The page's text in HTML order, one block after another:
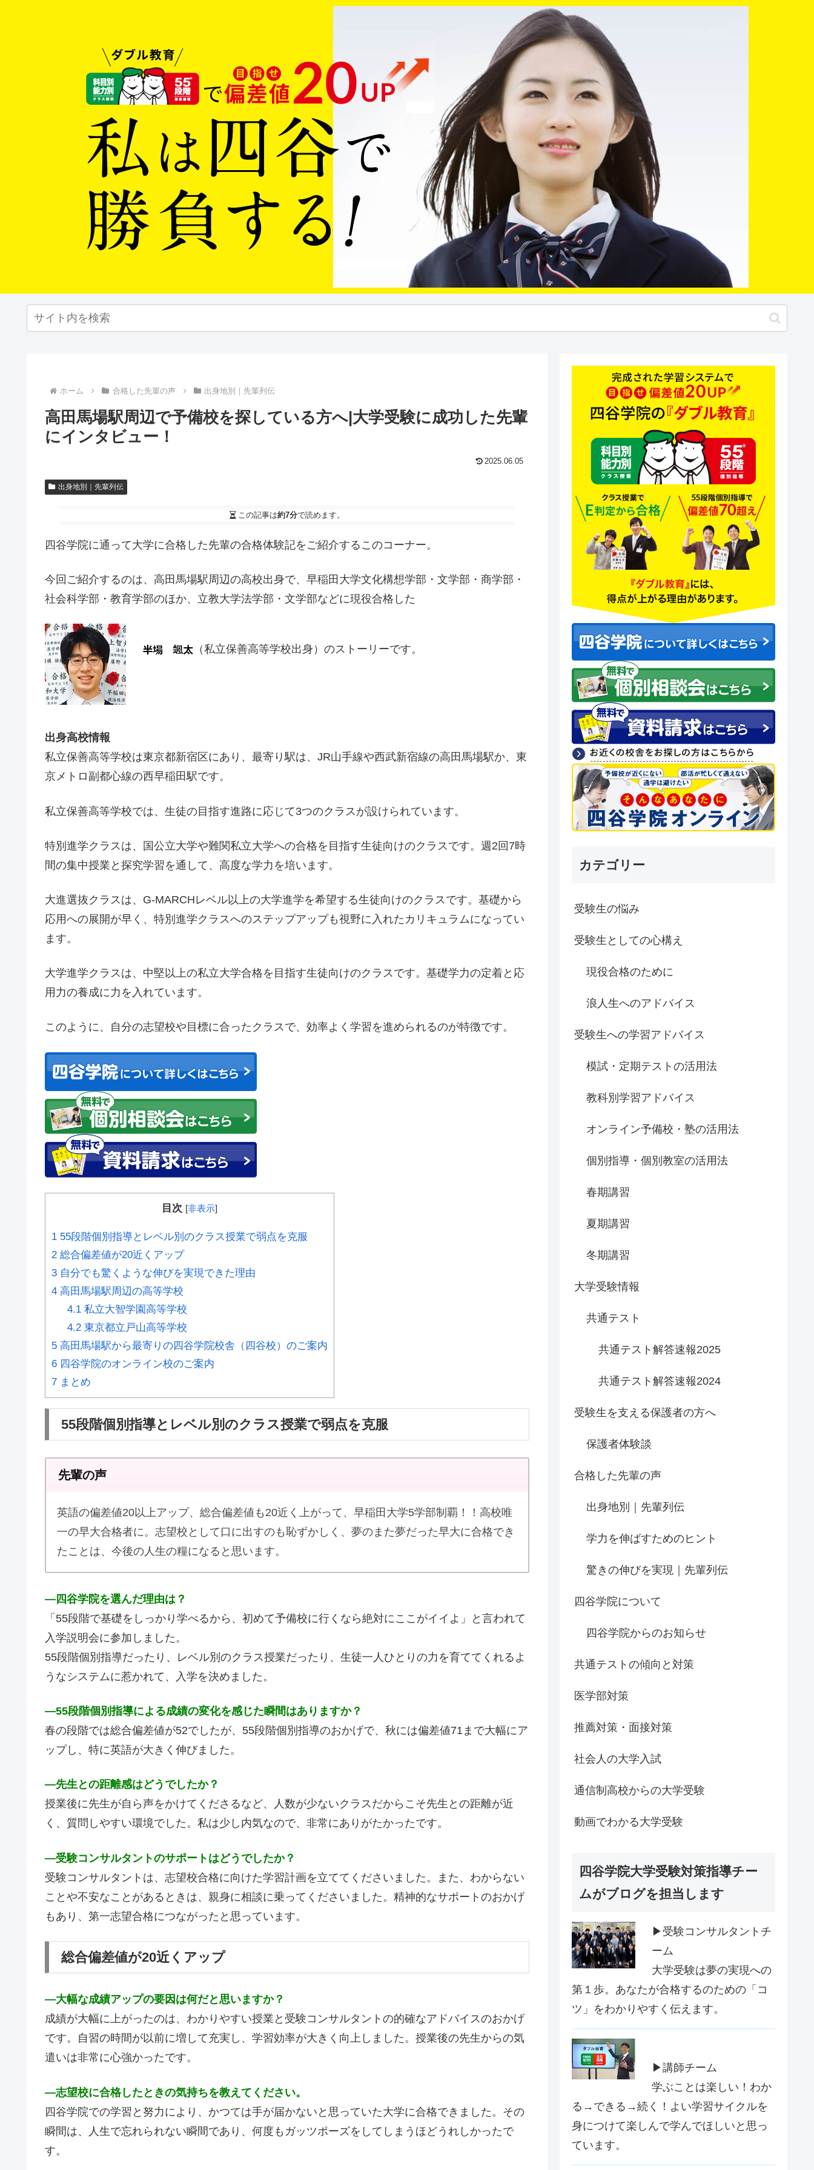
ホーム 合格した先輩の声 出身地別｜先輩列伝
高田馬場駅周辺で予備校を探している方へ|大学受験に成功した先輩
にインタビュー！
2025.06.05
出身地別｜先輩列伝
この記事は約7分で読めます。
四谷学院に通って大学に合格した先輩の合格体験記をご紹介するこのコーナー。
今回ご紹介するのは、高田馬場駅周辺の高校出身で、早稲田大学文化構想学部・文学部・商学部・
社会科学部・教育学部のほか、立教大学法学部・文学部などに現役合格した
（私立保善高等学校出身）のストーリーです。
出身高校情報
私立保善高等学校は東京都新宿区にあり、最寄り駅は、JR山手線や西武新宿線の高田馬場駅か、東
京メトロ副都心線の西早稲田駅です。
私立保善高等学校では、生徒の目指す進路に応じて3つのクラスが設けられています。
特別進学クラスは、国公立大学や難関私立大学への合格を目指す生徒向けのクラスです。週2回7時
間の集中授業と探究学習を通して、高度な学力を培います。
大進選抜クラスは、G-MARCHレベル以上の大学進学を希望する生徒向けのクラスです。基礎から
応用への展開が早く、特別進学クラスへのステップアップも視野に入れたカリキュラムになってい
ます。
大学進学クラスは、中堅以上の私立大学合格を目指す生徒向けのクラスです。基礎学力の定着と応
用力の養成に力を入れています。
このように、自分の志望校や目標に合ったクラスで、効率よく学習を進められるのが特徴です。
目次 [非表示]
1 55段階個別指導とレベル別のクラス授業で弱点を克服
2 総合偏差値が20近くアップ
3 自分でも驚くような伸びを実現できた理由
4 高田馬場駅周辺の高等学校
4.1私立大智学園高等学校
4.2東京都立戸山高等学校
5 高田馬場駅から最寄りの四谷学院校舎（四谷校）のご案内
6 四谷学院のオンライン校のご案内
7 まとめ
55段階個別指導とレベル別のクラス授業で弱点を克服
先輩の声
英語の偏差値20以上アップ、総合偏差値も20近く上がって、早稲田大学5学部制覇！！高校唯
一の早大合格者に。志望校として口に出すのも恥ずかしく、夢のまた夢だった早大に合格でき
たことは、今後の人生の糧になると思います。
― 四谷学院を選んだ理由は？
「55段階で基礎をしっかり学べるから、初めて予備校に行くなら絶対にここがイイよ」と言われて
入学説明会に参加しました。
55段階個別指導だったり、レベル別のクラス授業だったり、生徒一人ひとりの力を育ててくれるよ
うなシステムに惹かれて、入学を決めました。
―55段階個別指導による成績の変化を感じた瞬間はありますか？
春の段階では総合偏差値が52でしたが、55段階個別指導のおかげで、秋には偏差値71まで大幅にア
ップし、特に英語が大きく伸びました。
―先生との距離感はどうでしたか？
授業後に先生が自ら声をかけてくださるなど、人数が少ないクラスだからこそ先生との距離が近
く、質問しやすい環境でした。私は少し内気なので、非常にありがたかったです。
―受験コンサルタントのサポートはどうでしたか？
受験コンサルタントは、志望校合格に向けた学習計画を立ててくださいました。また、わからない
ことや不安なことがあるときは、親身に相談に乗ってくださいました。精神的なサポートのおかげ
もあり、第一志望合格につながったと思っています。
総合偏差値が20近くアップ
―大幅な成績アップの要因は何だと思いますか？
成績が大幅に上がったのは、わかりやすい授業と受験コンサルタントの的確なアドバイスのおかげ
です。自習の時間が以前に増して充実し、学習効率が大きく向上しました。授業後の先生からの気
遣いは非常に心強かったです。
―志望校に合格したときの気持ちを教えてください。
四谷学院での学習と努力により、かつては手が届かないと思っていた大学に合格できました。その
瞬間は、人生で忘れられない瞬間であり、何度もガッツポーズをしてしまうほどうれしかったで
す。
カテゴリー
受験生の悩み
受験生としての心構え
現役合格のために
浪人生へのアドバイス
受験生への学習アドバイス
模試・定期テストの活用法
教科別学習アドバイス
オンライン予備校・塾の活用法
個別指導・個別教室の活用法
春期講習
夏期講習
冬期講習
大学受験情報
共通テスト
共通テスト解答速報2025
共通テスト解答速報2024
受験生を支える保護者の方へ
保護者体験談
合格した先輩の声
出身地別｜先輩列伝
学力を伸ばすためのヒント
驚きの伸びを実現｜先輩列伝
四谷学院について
四谷学院からのお知らせ
共通テストの傾向と対策
医学部対策
推薦対策・面接対策
社会人の大学入試
通信制高校からの大学受験
動画でわかる大学受験
四谷学院大学受験対策指導チー
ムがブログを担当します
▶受験コンサルタントチ
ーム
大学受験は夢の実現への
第１歩。あなたが合格するのための「コ
ツ」をわかりやすく伝えます。
▶講師チーム
学ぶことは楽しい！わか
る→できる→続く！よい学習サイクルを
身につけて楽しんで学んでほしいと思っ
ています。